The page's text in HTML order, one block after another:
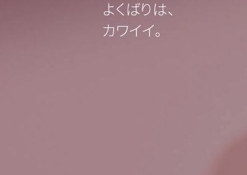
よくばりは、
カワイイ。